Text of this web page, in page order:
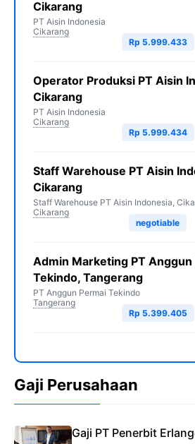
Cikarang
PT Aisin Indonesia
Cikarang
Rp 5.999.433
Operator Produksi PT Aisin
Cikarang
PT Aisin Indonesia
Cikarang
Rp 5.999.434
Staff Warehouse PT Aisin
Cikarang
Staff Warehouse PT Aisin Indonesia,
Cikarang
negotiable
Admin Marketing PT Anggun
Tekindo, Tangerang
PT Anggun Permai Tekindo
Tangerang
Rp 5.399.405
Gaji Perusahaan
Gaji PT Penerbit